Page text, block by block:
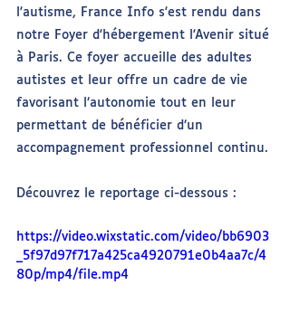
l'autisme, France Info s'est rendu dans
notre Foyer d'hébergement l'Avenir situé
à Paris. Ce foyer accueille des adultes
autistes et leur offre un cadre de vie
favorisant l’autonomie tout en leur
permettant de bénéficier d’un
accompagnement professionnel continu.
Découvrez le reportage ci-dessous :
https://video.wixstatic.com/video/bb6903
_5f97d97f717a425ca4920791e0b4aa7c/4
80p/mp4/file.mp4